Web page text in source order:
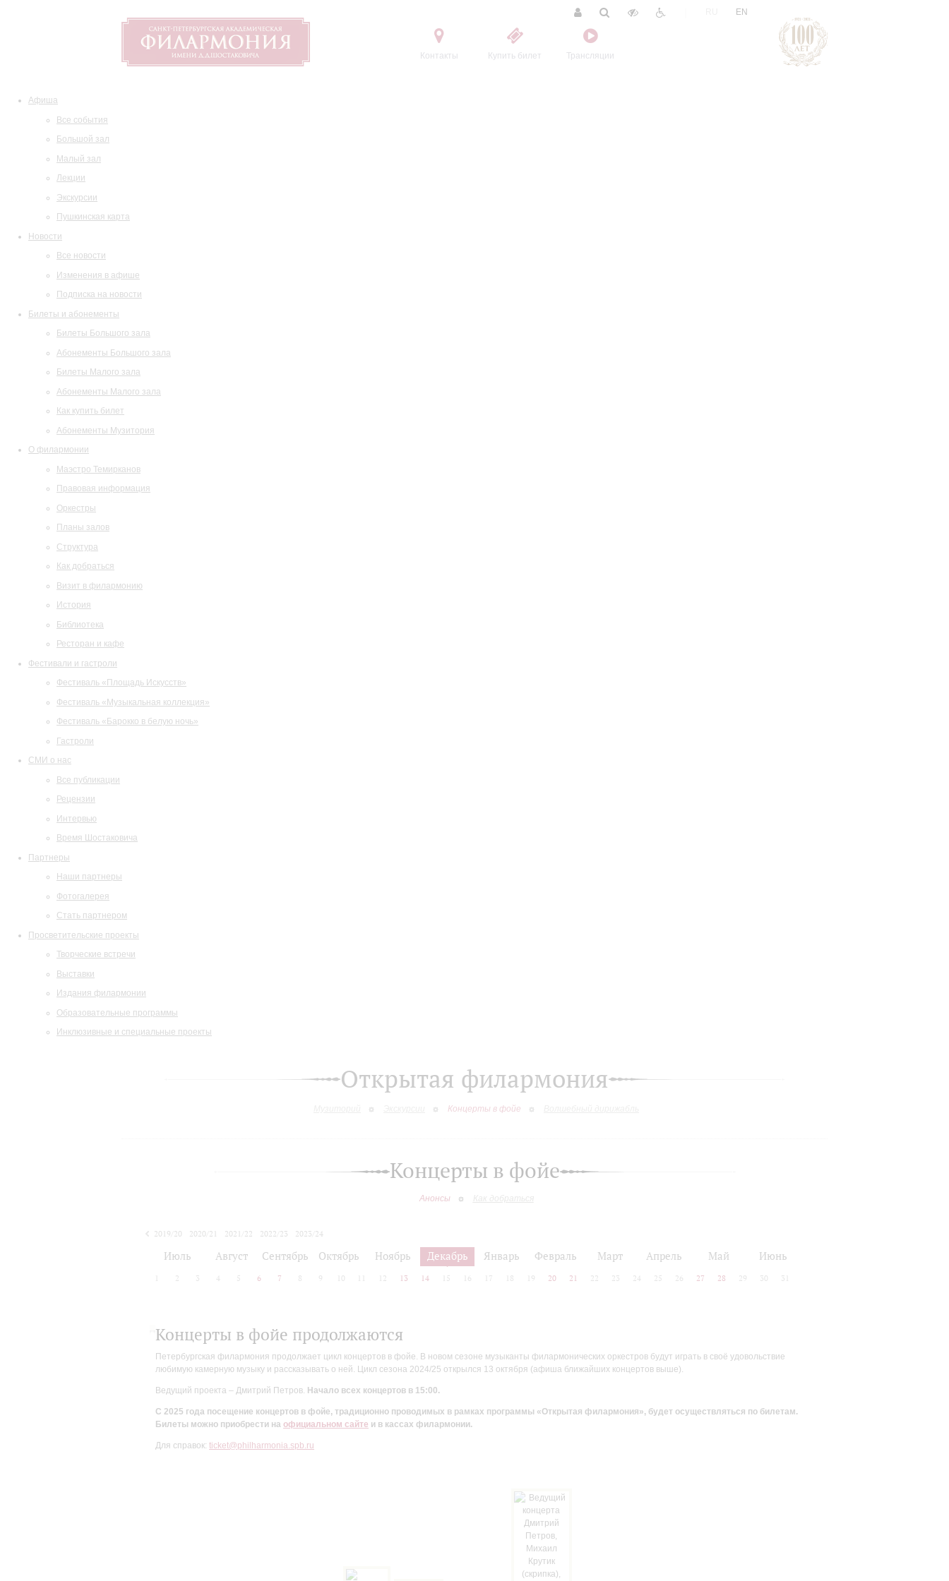
Контакты Купить билет Трансляции
EN
Афиша
Все события
Большой зал
Малый зал
Лекции
Экскурсии
Пушкинская карта
Новости
Все новости
Изменения в афише
Подписка на новости
Билеты и абонементы
Билеты Большого зала
Абонементы Большого зала
Билеты Малого зала
Абонементы Малого зала
Как купить билет
Абонементы Музитория
О филармонии
Маэстро Темирканов
Правовая информация
Оркестры
Планы залов
Структура
Как добраться
Визит в филармонию
История
Библиотека
Ресторан и кафе
Фестивали и гастроли
Фестиваль «Площадь Искусств»
Фестиваль «Музыкальная коллекция»
Фестиваль «Барокко в белую ночь»
Гастроли
СМИ о нас
Все публикации
Рецензии
Интервью
Время Шостаковича
Партнеры
Наши партнеры
Фотогалерея
Стать партнером
Просветительские проекты
Творческие встречи
Выставки
Издания филармонии
Образовательные программы
Инклюзивные и специальные проекты
Открытая филармония
Концерты в фойе
Концерты в фойе
Анонсы Как добраться
2019/20 2020/21 2021/22 2022/23
2023/24
Июль Август Сентябрь Октябрь Ноябрь Декабрь Январь Февраль Март Апрель Май Июнь
2 3 4 5 6 7 8 9 10 12 13 14 15 16 17 18 19 20 21 22 23 24 25 26 27 28 29 30 31
Концерты в фойе продолжаются
Петербургская филармония продолжает цикл концертов в фойе. В новом сезоне музыканты филармонических оркестров будут играть в своё удовольствие
любимую камерную музыку и рассказывать о ней. Цикл сезона 2024/25 открылся 13 октября (афиша ближайших концертов выше).
Ведущий проекта – Дмитрий Петров. Начало всех концертов в 15:00.
С 2025 года посещение концертов в фойе, традиционно проводимых в рамках программы «Открытая филармония», будет осуществляться по билетам.
Билеты можно приобрести на официальном сайте и в кассах филармонии.
Для справок: ticket@philharmonia.spb.ru